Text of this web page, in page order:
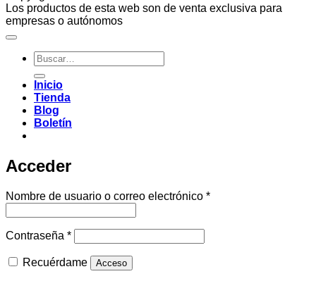
Los productos de esta web son de venta exclusiva para
empresas o autónomos
Buscar
por:
Inicio
Tienda
Blog
Boletín
Acceder
Nombre de usuario o correo electrónico *Obligatorio
Contraseña *Obligatorio
Recuérdame Acceso